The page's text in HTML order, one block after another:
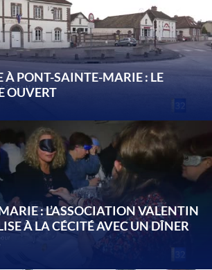
PONT-SAINTE-MARIE : LE
OUVERT
: L’ASSOCIATION VALENTIN
À LA CÉCITÉ AVEC UN DÎNER